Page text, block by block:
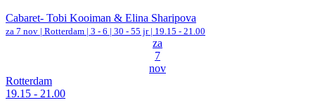
Cabaret- Tobi Kooiman & Elina Sharipova
za 7 nov | Rotterdam | 3 - 6 | 30 - 55 jr | 19.15 - 21.00
za
7
nov
Rotterdam
19.15 - 21.00